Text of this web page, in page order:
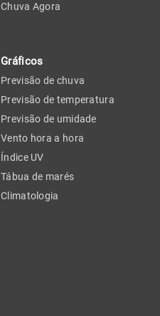
Chuva Agora
Gráficos
Previsão de chuva
Previsão de temperatura
Previsão de umidade
Vento hora a hora
Índice UV
Tábua de marés
Climatologia